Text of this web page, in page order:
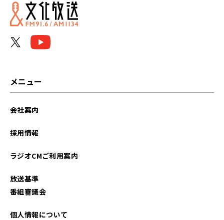
メニュー
会社案内
採用情報
ラジオCMご利用案内
放送基準
番組審議会
個人情報について